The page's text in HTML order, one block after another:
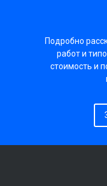
Подробно
работ и
стоимость и